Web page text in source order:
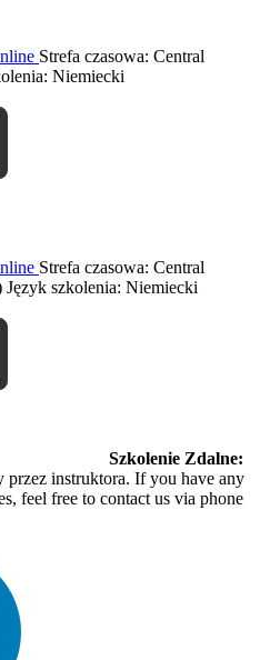
Strefa czasowa: Central
Niemiecki
Strefa czasowa: Central
Język szkolenia: Niemiecki
Szkolenie Zdalne:
przez instruktora. If you have any
feel free to contact us via phone